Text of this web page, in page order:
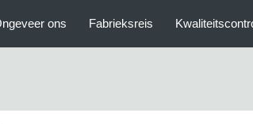
ons Fabrieksreis